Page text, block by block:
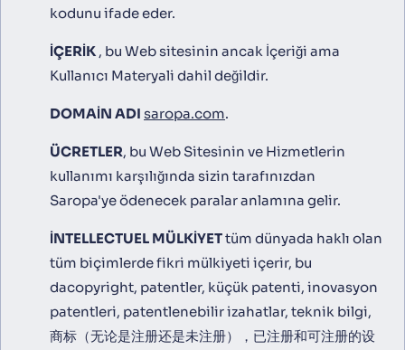
kodunu ifade eder.
IÇERIK , bu Web sitesinin ancak İçeriği ama
Kullanıcı Materyali dahil değildir.
DOMAIN ADI saropa.com.
ÜCRETLER, bu Web Sitesinin ve Hizmetlerin
kullanımı karşılığında sizin tarafınızdan
Saropa'ye ödenecek paralar anlamına gelir.
İNTELLECTUEL MÜLKIYETtüm dünyada haklı olan
tüm biçimlerde fikri mülkiyeti içerir, bu
dacopyright, patentler, küçük patenti, inovasyon
patentleri, patentlenebilir izahatlar, teknik bilgi,
商标（无论是注册还是未注册），已注册和可注册的设